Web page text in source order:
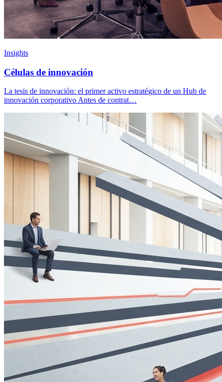
Insights
Células de innovación
La tesis de innovación: el primer activo estratégico de un Hub de
innovación corporativo Antes de contrat…